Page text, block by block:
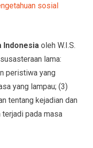
sosial
Indonesia oleh W.I.S.
lama:
peristiwa yang
yang lampau; (3)
tentang kejadian dan
pada masa